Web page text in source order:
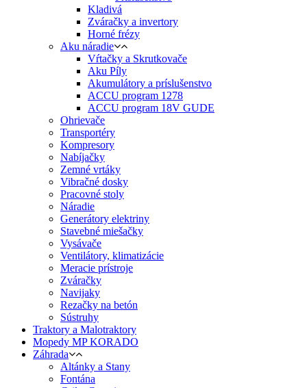
Kladivá
Zváračky a invertory
Horné frézy
Aku náradie
Vŕtačky a Skrutkovače
Aku Píly
Akumulátory a príslušenstvo
ACCU program 1278
ACCU program 18V GUDE
Ohrievače
Transportéry
Kompresory
Nabíjačky
Zemné vrtáky
Vibračné dosky
Pracovné stoly
Náradie
Generátory elektriny
Stavebné miešačky
Vysávače
Ventilátory, klimatizácie
Meracie prístroje
Zváračky
Navijaky
Rezačky na betón
Sústruhy
Traktory a Malotraktory
Mopedy MP KORADO
Záhrada
Altánky a Stany
Fontána